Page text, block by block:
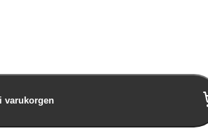
varukorgen